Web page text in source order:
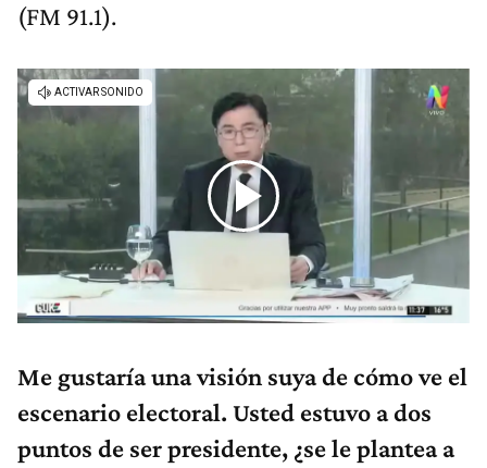
(FM 91.1).
Me gustaría una visión suya de cómo ve el
escenario electoral. Usted estuvo a dos
puntos de ser presidente, ¿se le plantea a